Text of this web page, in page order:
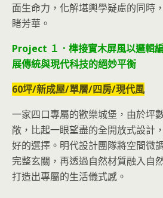
面生命力，化解堪輿學疑慮的同時
睹芳華。
Project １．榫接實木屏風以邏輯
展傳統與現代科技的絕妙平衡
60坪/新成屋/單層/四房/現代風
一家四口專屬的歡樂城堡，由於坪
敞，比起一眼望盡的全開放式設計
好的選擇。明代設計團隊將空間微
完整玄關，再透過自然材質融入自
打造出專屬的生活儀式感。